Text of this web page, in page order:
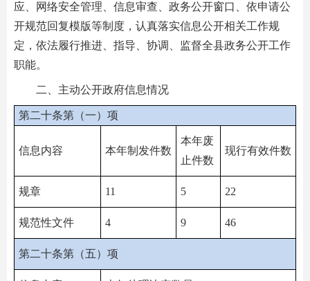
应、网络安全管理、信息审查、政务公开窗口、依申请公
开规范回复模版等制度，认真落实信息公开相关工作规
定，依法履行推进、指导、协调、监督全县政务公开工作
职能。
二、主动公开政府信息情况
第二十条第（一）项
信息内容 本年制发件数
本年废
止件数
现行有效件数
规章 11 5 22
规范性文件 4 9 46
第二十条第（五）项